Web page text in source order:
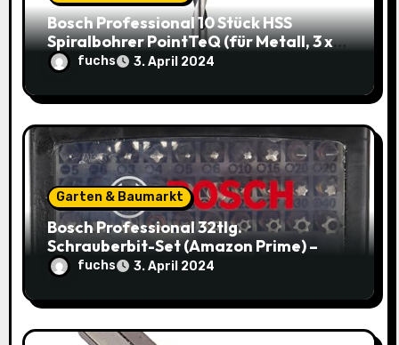
Bosch Professional 10 Stück HSS
Spiralbohrer PointTeQ (für Metall, 3 x
33 x 61 mm) – Top Deal: 3,49€ statt
8,48€
fuchs 3. April 2024
Garten & Baumarkt
Bosch Professional 32tlg.
Schrauberbit-Set (Amazon Prime) –
Jetzt nur 9,95€ statt 14,29€
fuchs 3. April 2024